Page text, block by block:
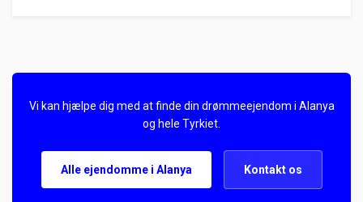
Vi kan hjælpe dig med at finde din drømmeejendom i Alanya
og hele Tyrkiet.
Alle ejendomme i Alanya Kontakt os